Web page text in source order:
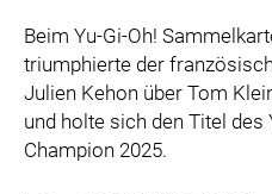
Beim Yu-Gi-Oh!
triumphierte der
Julien Kehon über Tom
und holte sich den Titel des
Champion 2025.